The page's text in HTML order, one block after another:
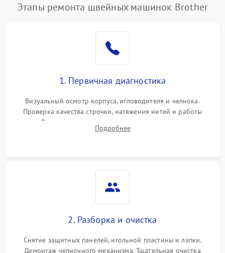
Этапы ремонта швейных машинок Brother
1. Первичная диагностика
Визуальный осмотр корпуса, игловодителя и челнока.
Проверка качества строчки, натяжения нитей и работы
педали. Выявление посторонних стуков, пропусков стежков,
обрывов нити или заклинивания механизмов на тестовом
Подробнее
2. Разборка и очистка
Снятие защитных панелей, игольной пластины и лапки.
Демонтаж челночного механизма. Тщательная очистка